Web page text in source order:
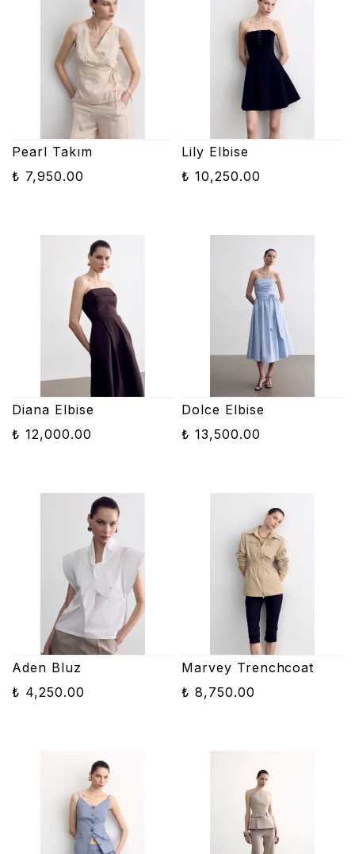
Pearl Takım
₺ 7,950.00
Lily Elbise
₺ 10,250.00
Diana Elbise
₺ 12,000.00
Dolce Elbise
₺ 13,500.00
Aden Bluz
₺ 4,250.00
Marvey Trenchcoat
₺ 8,750.00